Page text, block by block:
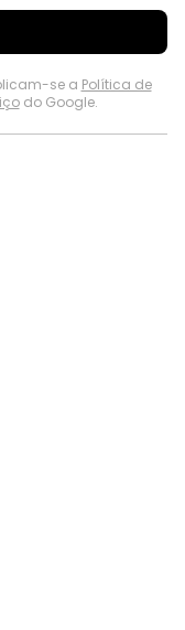
se a Política de
do Google.